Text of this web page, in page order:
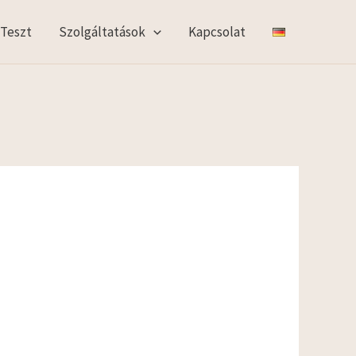
Szolgáltatások Kapcsolat